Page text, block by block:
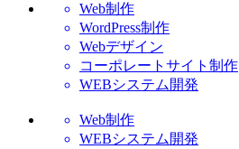
Web制作
WordPress制作
Webデザイン
コーポレートサイト制作
WEBシステム開発
Web制作
WEBシステム開発